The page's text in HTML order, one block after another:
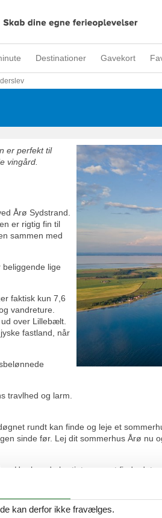
Destinationer Gavekort
er perfekt til
vingård.
Årø Sydstrand.
er rigtig fin til
sammen med
lige
faktisk kun 7,6
vandreture.
over Lillebælt.
fastland, når
travlhed og larm.
rundt kan finde og leje et
sinde før. Lej dit sommerhus Årø nu
Her kan du hurtigt og nemt finde det
at leje det. Lej dit sommerhus
til at give for meget for den. Den
kan derfor ikke fravælges.